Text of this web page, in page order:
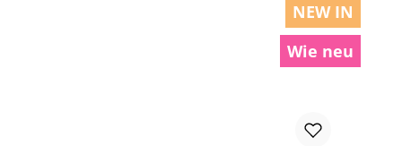
NEW IN
Wie neu